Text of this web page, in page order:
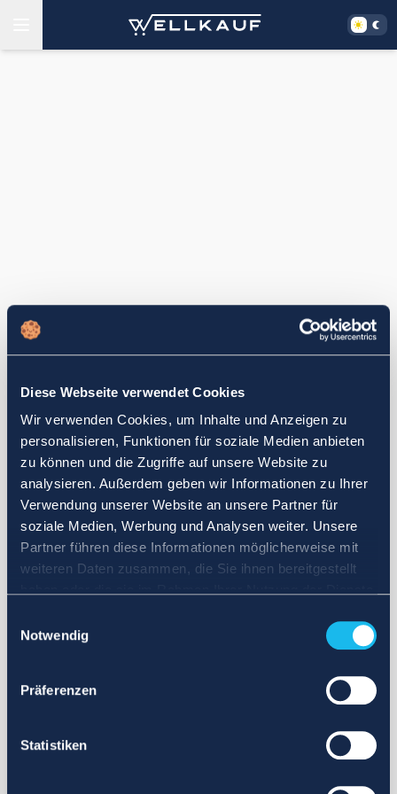
Diese Webseite verwendet Cookies
Wir verwenden Cookies, um Inhalte und Anzeigen zu
personalisieren, Funktionen für soziale Medien anbieten
zu können und die Zugriffe auf unsere Website zu
analysieren. Außerdem geben wir Informationen zu Ihrer
Verwendung unserer Website an unsere Partner für
soziale Medien, Werbung und Analysen weiter. Unsere
Partner führen diese Informationen möglicherweise mit
weiteren Daten zusammen, die Sie ihnen bereitgestellt
Notwendig
Präferenzen
Statistiken